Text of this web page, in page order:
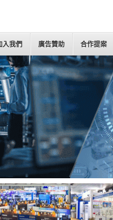
入我們 廣告贊助 合作提案